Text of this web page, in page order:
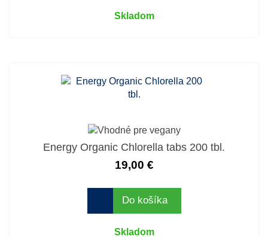
Skladom
Energy Organic Chlorella tabs 200 tbl.
19,00 €
Do košíka
Skladom